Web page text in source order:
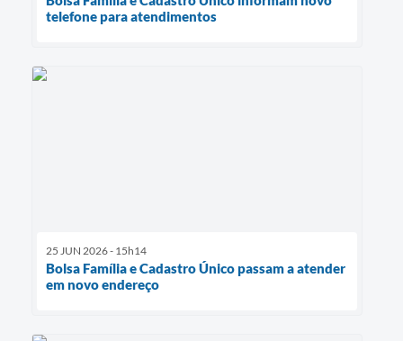
telefone para atendimentos
25 JUN 2026 - 15h14
Bolsa Família e Cadastro Único passam a atender
em novo endereço